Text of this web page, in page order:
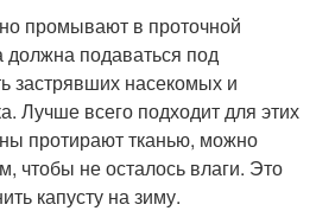
промывают в проточной
подаваться под
застрявших насекомых и
Лучше всего подходит для этих
протирают тканью, можно
чтобы не осталось влаги. Это
капусту на зиму.